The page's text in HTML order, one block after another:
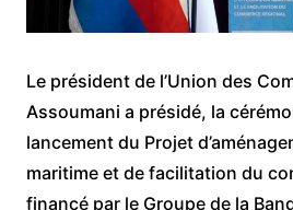
Le président de l’Union des
Assoumani a présidé, la
lancement du Projet
maritime et de facilitation du
financé par le Groupe de la